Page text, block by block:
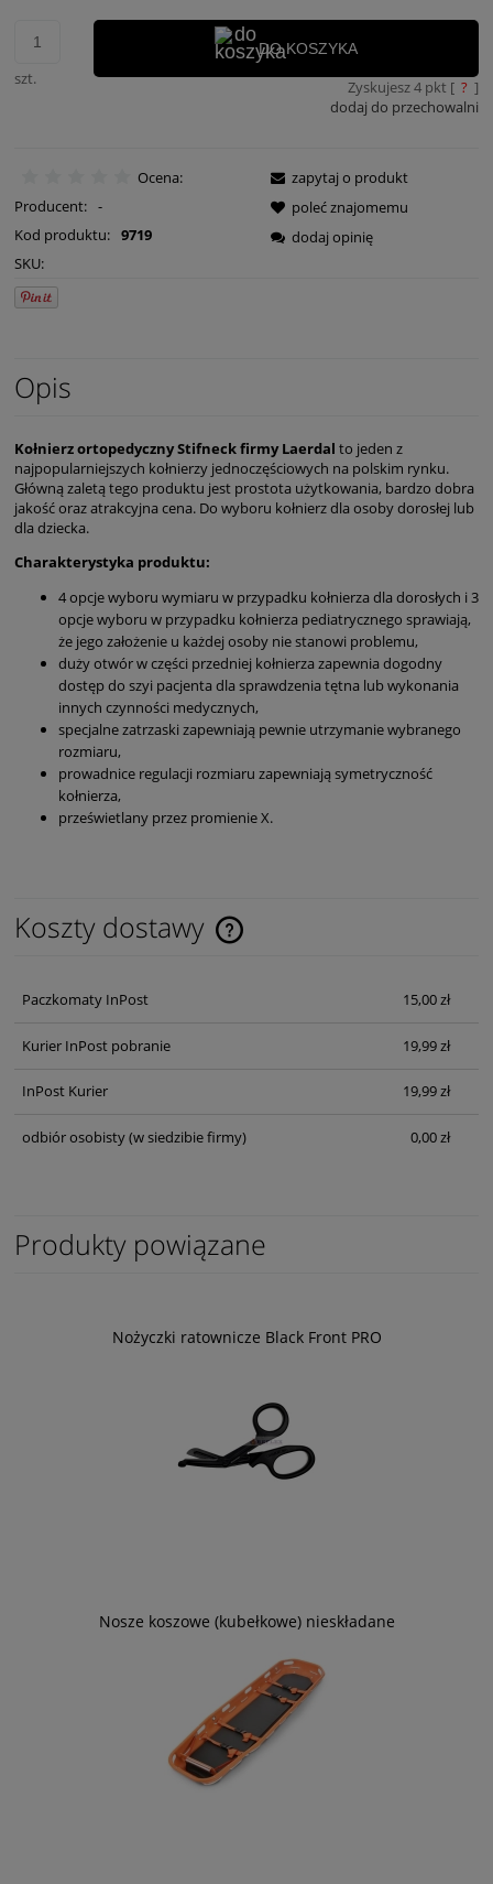
szt.
DO KOSZYKA
Zyskujesz4pkt [ ? ]
dodaj do przechowalni
Ocena:
Producent: -
Kod produktu: 9719
SKU:
zapytaj o produkt
poleć znajomemu
dodaj opinię
Opis
Kołnierz ortopedyczny Stifneck firmy Laerdal to jeden z
najpopularniejszych kołnierzy jednoczęściowych na polskim rynku.
Główną zaletą tego produktu jest prostota użytkowania, bardzo dobra
jakość oraz atrakcyjna cena. Do wyboru kołnierz dla osoby dorosłej lub
dla dziecka.
Charakterystyka produktu:
4 opcje wyboru wymiaru w przypadku kołnierza dla dorosłych i 3
opcje wyboru w przypadku kołnierza pediatrycznego sprawiają,
że jego założenie u każdej osoby nie stanowi problemu,
duży otwór w części przedniej kołnierza zapewnia dogodny
dostęp do szyi pacjenta dla sprawdzenia tętna lub wykonania
innych czynności medycznych,
specjalne zatrzaski zapewniają pewnie utrzymanie wybranego
rozmiaru,
prowadnice regulacji rozmiaru zapewniają symetryczność
kołnierza,
prześwietlany przez promienie X.
Koszty dostawy
Cena nie zawiera ewentualnych kosztów płatności
Paczkomaty InPost 15,00 zł
Kurier InPost pobranie 19,99 zł
InPost Kurier 19,99 zł
odbiór osobisty(w siedzibie firmy) 0,00 zł
Produkty powiązane
Nożyczki ratownicze Black Front PRO
Nosze koszowe (kubełkowe) nieskładane